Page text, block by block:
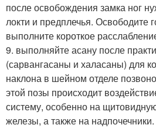
после освобождения замка ног
локти и предплечья. Освободите
выполните короткое
9. выполняйте асану после
(сарвангасаны и халасаны) для
наклона в шейном отделе
этой позы происходит
систему, особенно на
железы, а также на надпочечники.